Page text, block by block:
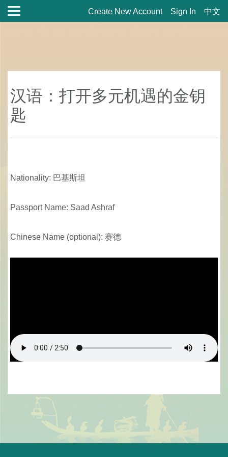
Create New Account Sign In 中文
汉语：打开多元机遇的金钥
匙
Nationality: 巴基斯坦
Passport Name: Saad Ashraf
Chinese Name (optional): 赛德